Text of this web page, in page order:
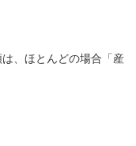
、ほとんどの場合「産